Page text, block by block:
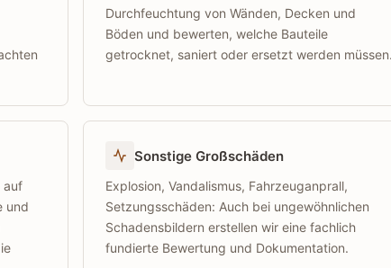
Durchfeuchtung von Wänden, Decken und
Böden und bewerten, welche Bauteile
getrocknet, saniert oder ersetzt werden
auf
und
Sonstige Großschäden
Explosion, Vandalismus, Fahrzeuganprall,
Setzungsschäden: Auch bei ungewöhnlichen
Schadensbildern erstellen wir eine fachlich
fundierte Bewertung und Dokumentation.